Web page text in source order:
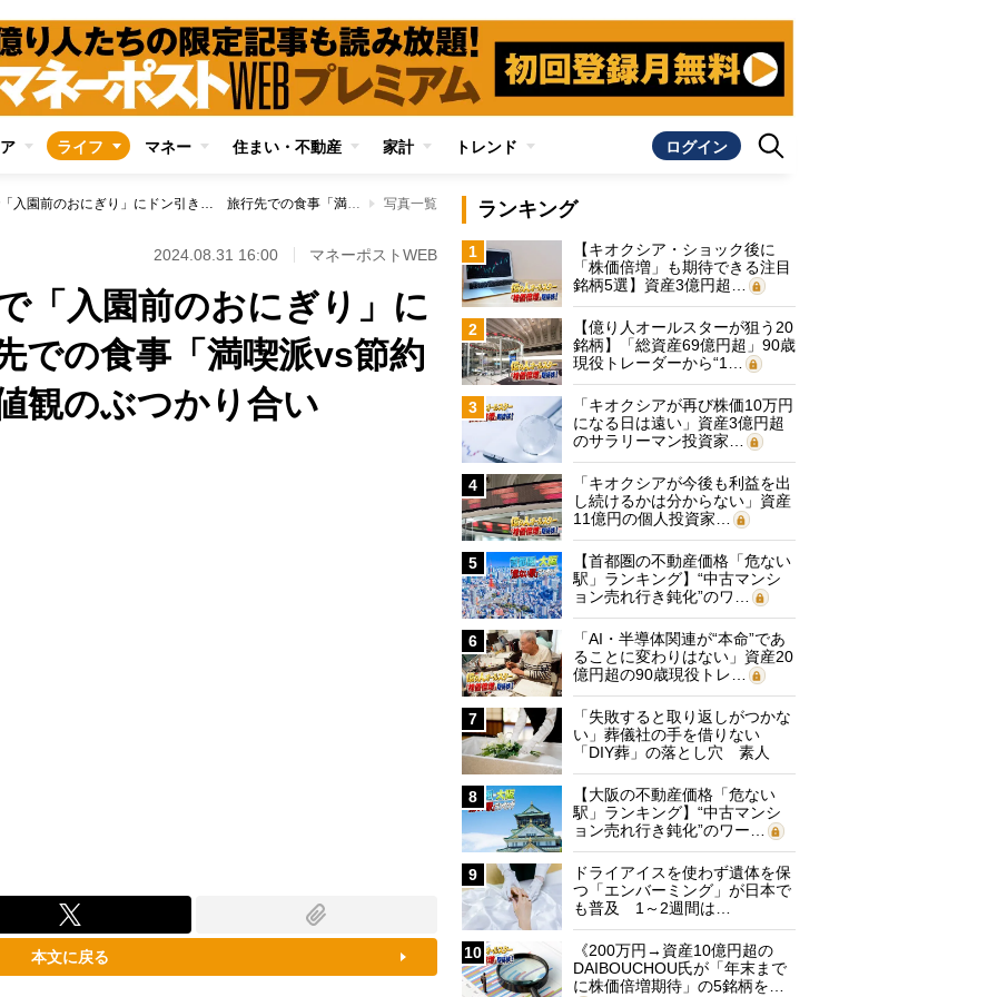
ライフ マネー 住まい・不動産 家計 トレンド ログイン
ディズニーデートで「入園前のおにぎり」にドン引き… 旅行先での食事「満喫派vs節約派」の譲れない価値観のぶつかり合い 写真一覧
2024.08.31 16:00 マネーポストWEB
「入園前のおにぎり」に
の食事「満喫派vs節約
観のぶつかり合い
本文に戻る
ランキング
1
【キオクシア・ショック後に
「株価倍増」も期待できる注目
銘柄5選】資産3億円超…
2
【億り人オールスターが狙う20
銘柄】「総資産69億円超」90歳
現役トレーダーから“1…
3
「キオクシアが再び株価10万円
になる日は遠い」資産3億円超
のサラリーマン投資家…
4
「キオクシアが今後も利益を出
し続けるかは分からない」資産
11億円の個人投資家…
5
【首都圏の不動産価格「危ない
駅」ランキング】“中古マンシ
ョン売れ行き鈍化”のワ…
6
「AI・半導体関連が“本命”であ
ることに変わりはない」資産20
億円超の90歳現役トレ…
7
「失敗すると取り返しがつかな
い」葬儀社の手を借りない
「DIY葬」の落とし穴 素人
に…
8
【大阪の不動産価格「危ない
駅」ランキング】“中古マンシ
ョン売れ行き鈍化”のワー…
9
ドライアイスを使わず遺体を保
つ「エンバーミング」が日本で
も普及 1～2週間は…
10
《200万円→資産10億円超の
DAIBOUCHOU氏が「年末まで
に株価倍増期待」の5銘柄を…